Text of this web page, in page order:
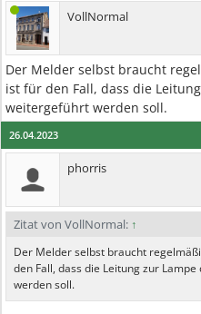
VollNormal
Der Melder selbst braucht
ist für den Fall, dass die
weitergeführt werden soll.
26.04.2023
phorris
Zitat von VollNormal: ↑
Der Melder selbst braucht
den Fall, dass die Leitung zur
werden soll.